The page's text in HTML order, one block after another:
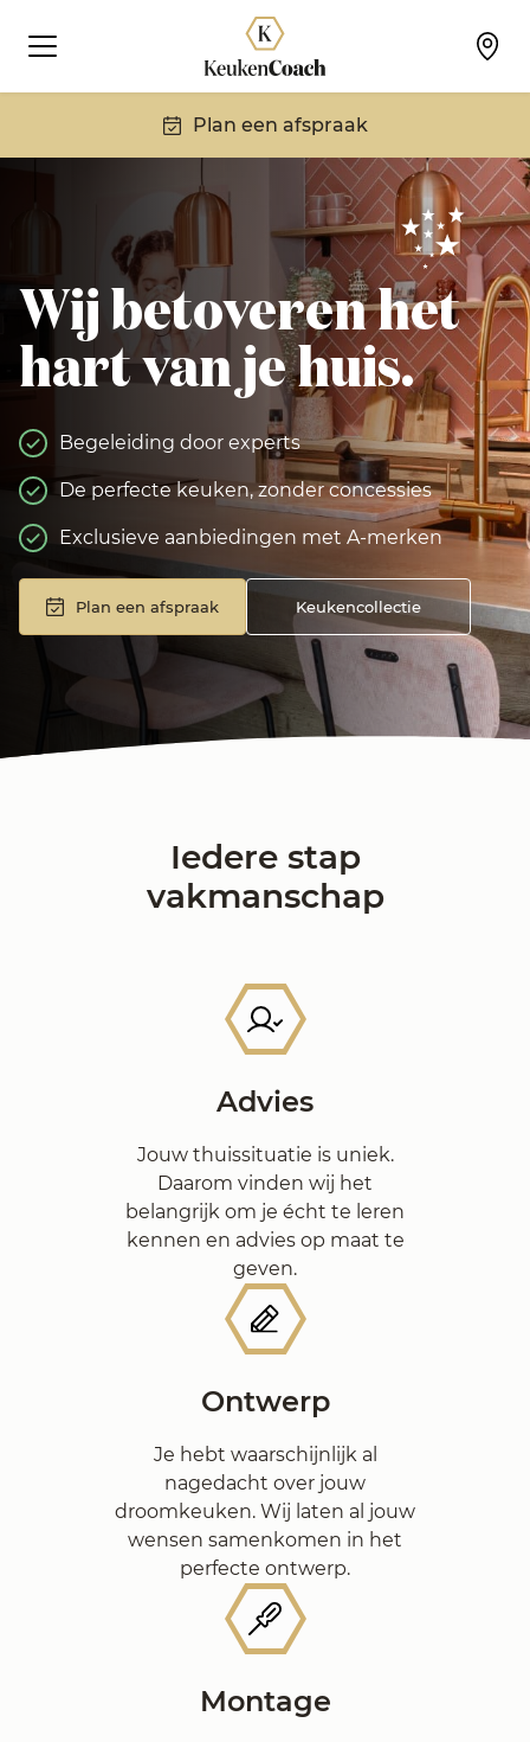
Plan een afspraak
Wij betoveren het
hart van je huis.
Begeleiding door experts
De perfecte keuken, zonder concessies
Exclusieve aanbiedingen met A-merken
Plan een afspraak Keukencollectie
Iedere stap
vakmanschap
Advies
Jouw thuissituatie is uniek.
Daarom vinden wij het
belangrijk om je écht te leren
kennen en advies op maat te
geven.
Ontwerp
Je hebt waarschijnlijk al
nagedacht over jouw
droomkeuken. Wij laten al jouw
wensen samenkomen in het
perfecte ontwerp.
Montage